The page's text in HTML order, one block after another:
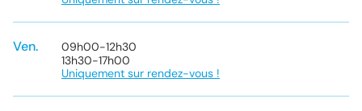
Ven. 09h00-12h30
13h30-17h00
Uniquement sur rendez-vous !